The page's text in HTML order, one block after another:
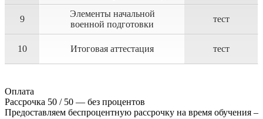
9
Элементы начальной
военной подготовки
тест
10 Итоговая аттестация тест
Оплата
Рассрочка 50 / 50 — без процентов
Предоставляем беспроцентную рассрочку на время обучения –